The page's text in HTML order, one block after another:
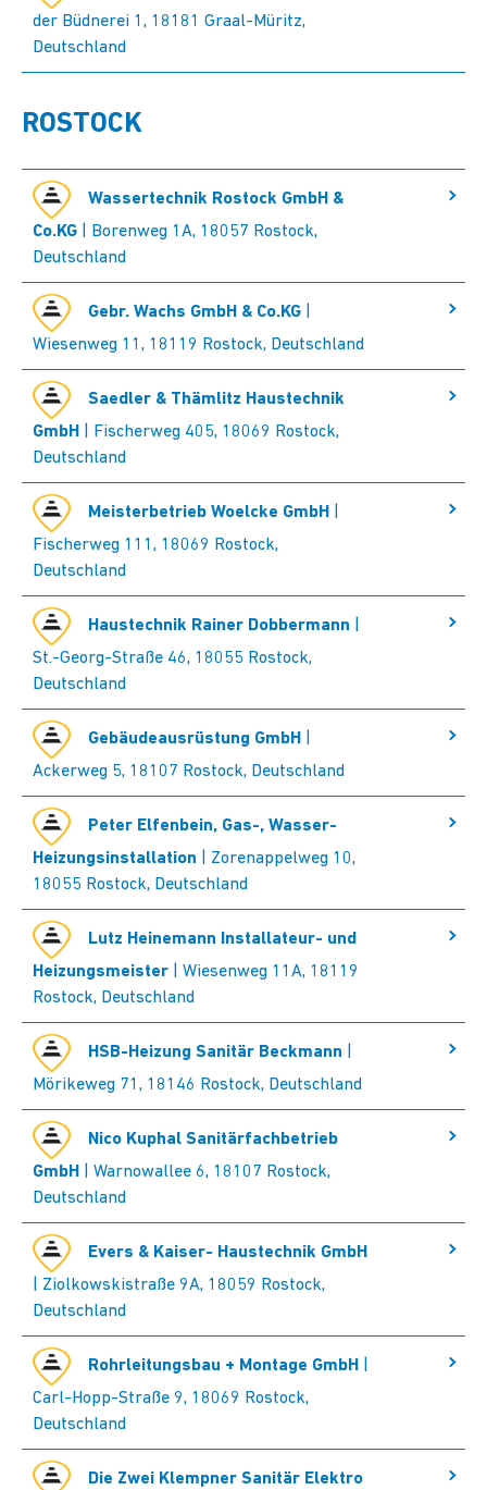
der Büdnerei 1, 18181 Graal-Müritz,
Deutschland
ROSTOCK
Wassertechnik Rostock GmbH &
Co.KG | Borenweg 1A, 18057 Rostock,
Deutschland
Gebr. Wachs GmbH & Co.KG
Wiesenweg 11, 18119 Rostock, Deutschland
Saedler & Thämlitz Haustechnik
GmbH
| Fischerweg 405, 18069 Rostock,
Deutschland
Meisterbetrieb Woelcke GmbH
Fischerweg 111, 18069 Rostock,
Deutschland
Haustechnik Rainer Dobbermann
St.-Georg-Straße 46, 18055 Rostock,
Deutschland
Gebäudeausrüstung GmbH
Ackerweg 5, 18107 Rostock, Deutschland
Peter Elfenbein, Gas-, Wasser-
Heizungsinstallation | Zorenappelweg 10,
18055 Rostock, Deutschland
Lutz Heinemann Installateur- und
Heizungsmeister | Wiesenweg 11A, 18119
Rostock, Deutschland
HSB-Heizung Sanitär Beckmann
Mörikeweg 71, 18146 Rostock, Deutschland
Nico Kuphal Sanitärfachbetrieb
GmbH
| Warnowallee 6, 18107 Rostock,
Deutschland
Evers & Kaiser- Haustechnik GmbH
| Ziolkowskistraße 9A, 18059 Rostock,
Deutschland
Rohrleitungsbau + Montage GmbH
Carl-Hopp-Straße 9, 18069 Rostock,
Deutschland
Die Zwei Klempner Sanitär Elektro